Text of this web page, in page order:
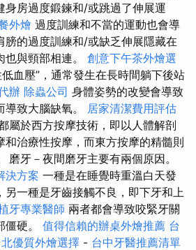
身房過度鍛鍊和/或跳過了伸展運
外燴 過度訓練和不當的運動也會導
膀的過度訓練和/或缺乏伸展隱藏在
與頸部相連。 創意下午茶外燴選
血壓”，通常發生在長時間躺下後站
辦 除蟲公司 身體姿勢的改變會導致
導致大腦缺氧。 居家清潔費用評估
屬於西方按摩技術，即以人體解剖
和治療性按摩，而東方按摩的精髓則
磨牙－夜間磨牙主要有兩個原因。
決方案 一種是在睡覺時重溫白天發
另一種是牙齒接觸不良，即下牙和上
牙專業醫師 兩者都會導致咬緊牙關
硬。 值得信賴的辦桌外燴推薦 台
優質外燴選擇 - 台中牙醫推薦清單